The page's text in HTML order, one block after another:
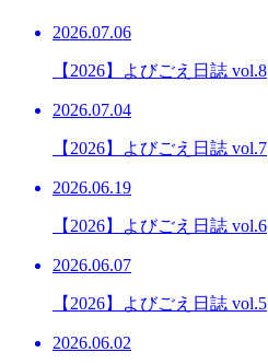
2026.07.06
【2026】よびごえ日誌 vol.8
2026.07.04
【2026】よびごえ日誌 vol.7
2026.06.19
【2026】よびごえ日誌 vol.6
2026.06.07
【2026】よびごえ日誌 vol.5
2026.06.02